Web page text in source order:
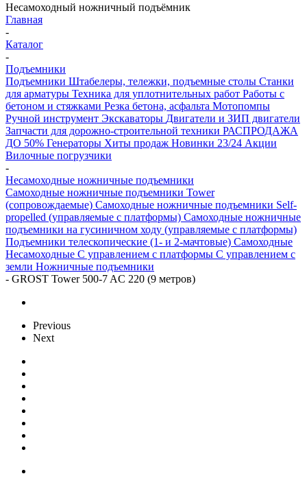
Несамоходный ножничный подъёмник
Главная
-
Каталог
-
Подъемники
Подъемники Штабелеры, тележки, подъемные столы Станки
для арматуры Техника для уплотнительных работ Работы с
бетоном и стяжками Резка бетона, асфальта Мотопомпы
Ручной инструмент Экскаваторы Двигатели и ЗИП двигатели
Запчасти для дорожно-строительной техники РАСПРОДАЖА
ДО 50% Генераторы Хиты продаж Новинки 23/24 Акции
Вилочные погрузчики
-
Несамоходные ножничные подъемники
Самоходные ножничные подъемники Tower
(сопровождаемые) Самоходные ножничные подъемники Self-
propelled (управляемые с платформы) Самоходные ножничные
подъемники на гусиничном ходу (управляемые с платформы)
Подъемники телескопические (1- и 2-мачтовые) Самоходные
Несамоходные С управлением с платформы С управлением с
земли Ножничные подъемники
- GROST Tower 500-7 AC 220 (9 метров)
Previous
Next